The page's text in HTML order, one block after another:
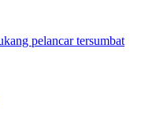
pelancar tersumbat